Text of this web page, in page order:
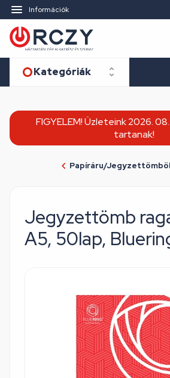
Információk
Kategóriák
FIGYELEM! Üzleteink 2026.
tartanak!
Papíráru/
Jegyzettömb
A5, 50lap,